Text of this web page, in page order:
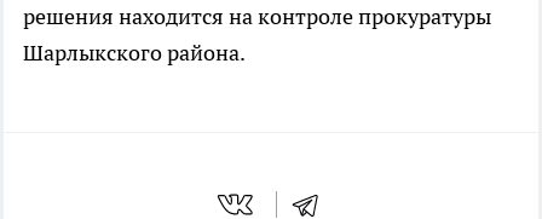
решения находится на контроле прокуратуры
Шарлыкского района.